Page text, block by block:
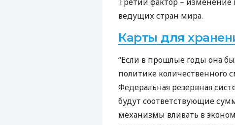
ведущих стран мира.
Карты для
“Если в прошлые годы она
политике количественного
Федеральная резервная
будут соответствующие
механизмы вливать в